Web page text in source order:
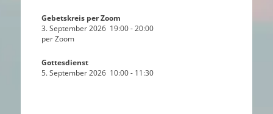
Gebetskreis per Zoom
3. September 2026 19:00- 20:00
per Zoom
Gottesdienst
5. September 2026 10:00- 11:30